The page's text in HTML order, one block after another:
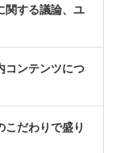
関する議論、ユ
コンテンツにつ
こだわりで盛り